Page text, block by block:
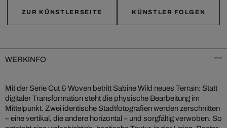
ZUR KÜNSTLERSEITE KÜNSTLER FOLGEN
WERKINFO
Mit der Serie Cut & Woven betritt Sabine Wild neues Terrain: Statt
digitaler Transformation steht die physische Bearbeitung im
Mittelpunkt. Zwei identische Stadtfotografien werden zerschnitten
– eine vertikal, die andere horizontal – und sorgfältig verwoben. So